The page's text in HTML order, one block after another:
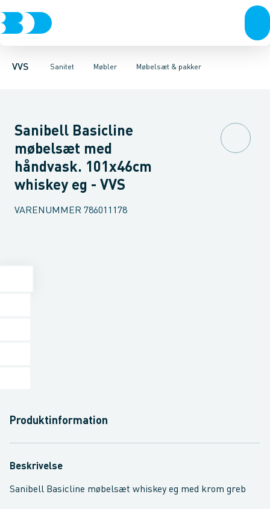
VVS Sanitet
Rør & fittingsPressfittings & rørKuglehaner & ventiler
Møbler
Toiletter, sæder og cisterner VaskeArmaturer
Møbelsæt & pakker
Møbelsæt & pakkerUnderskabeHøjskabeOverskabe
Sanibell Basicline
møbelsæt med
håndvask. 101x46cm
whiskey eg - VVS
VARENUMMER 786011178
Produktinformation
Beskrivelse
Sanibell Basicline møbelsæt whiskey eg med krom greb